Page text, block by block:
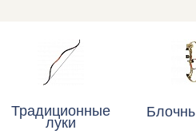
Традиционные
луки